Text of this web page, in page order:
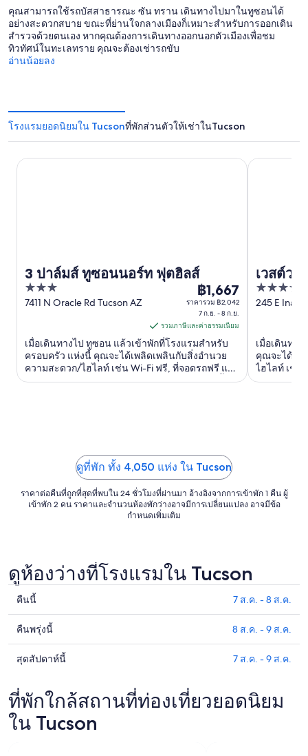
คุณสามารถใช้รถบัสสาธารณะ ซัน ทราน เดินทางไปมาในทูซอนได้
อย่างสะดวกสบาย ขณะที่ย่านใจกลางเมืองก็เหมาะสำหรับการออกเดิน
สำรวจด้วยตนเอง หากคุณต้องการเดินทางออกนอกตัวเมืองเพื่อชม
ทิวทัศน์ในทะเลทราย คุณจะต้องเช่ารถขับ
อ่านน้อยลง
โรงแรมยอดนิยมใน Tucsonที่พักส่วนตัวให้เช่าในTucson
3 ปาล์มส์ ทูซอนนอร์ท ฟุตฮิลส์
3
out
7411 N Oracle Rd Tucson AZ
ราคา
฿1,667
ต่อ
คืน
เข้า
พัก
ก.ย.
฿1,667
ราคารวม ฿2,042
7 ก.ย. - 8 ก.ย.
รวมภาษีและค่าธรรมเนียม
เมื่อเดินทางไป ทูซอน แล้วเข้าพักที่โรงแรมสำหรับ
ครอบครัว แห่งนี้ คุณจะได้เพลิดเพลินกับสิ่งอำนวย
ความสะดวก/ไฮไลท์ เช่น Wi-Fi ฟรี, ที่จอดรถฟรี และ
ฟิตเนส ผู้เข้าพักที่จองกับเรารีวิวว่าชอบสระว่ายน้ำ
3 ปาล์มส์ ทูซอนนอร์ท ฟุตฮิลส์
เวสต์ว
สอร์ทแ
4
out
245 E Ina
เมื่อเดินทา
คุณจะได้เพ
ไฮไลท์ เช่น
วงจร และ
เวสต์วาร์ด
ดูที่พัก ทั้ง 4,050 แห่ง ใน Tucson
ราคาต่อคืนที่ถูกที่สุดที่พบใน 24 ชั่วโมงที่ผ่านมา อ้างอิงจากการเข้าพัก 1 คืน ผู้
เข้าพัก 2 คน ราคาและจำนวนห้องพักว่างอาจมีการเปลี่ยนแปลง อาจมีข้อ
กำหนดเพิ่มเติม
ดูห้องว่างที่โรงแรมใน Tucson
ดูรา
คา
ที่พัก
ใน
Tucson
สำหรับ
คืน
นี้,
7
คืนนี้ 7 ส.ค. - 8 ส.ค.
ดูรา
คา
ที่พัก
Tucson
สำหรับ
คืน
คืนพรุ่งนี้ 8 ส.ค. - 9 ส.ค.
ดูรา
ที่พัก
ใน
Tucson
สุดสัปดาห์นี้ 7 ส.ค. - 9 ส.ค.
ที่พักใกล้สถานที่ท่องเที่ยวยอดนิยม
ใน Tucson